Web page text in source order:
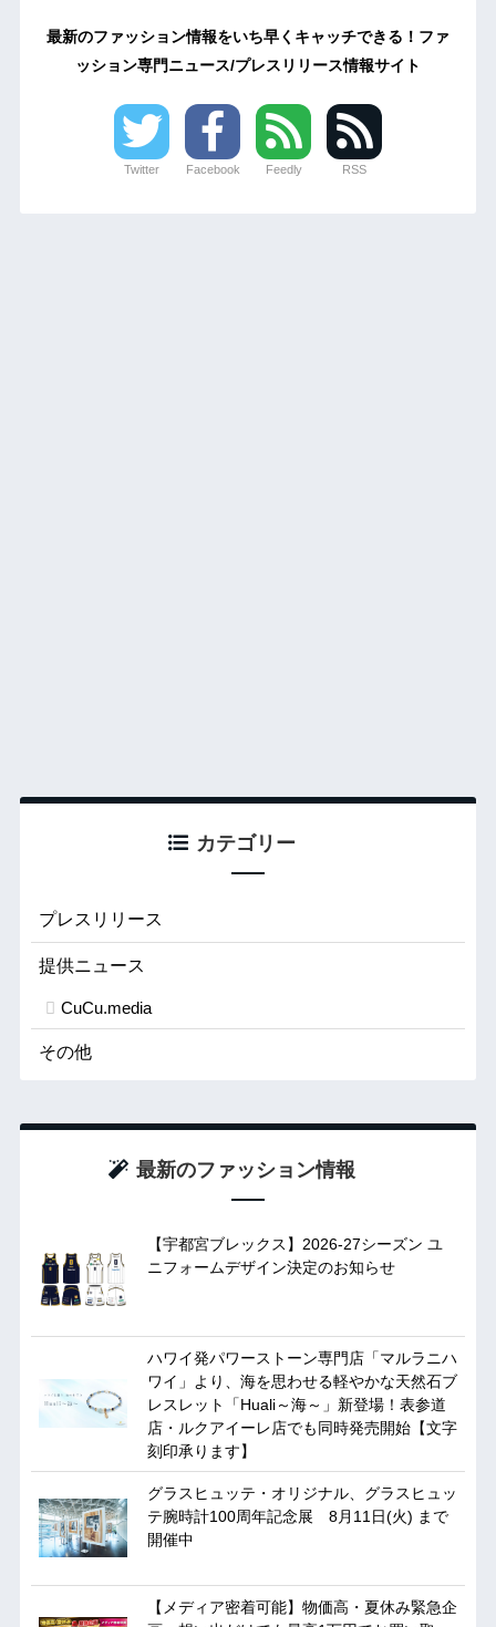
最新のファッション情報をいち早くキャッチできる！ファ
ッション専門ニュース/プレスリリース情報サイト
Twitter Facebook Feedly RSS
カテゴリー
プレスリリース
提供ニュース
CuCu.media
その他
最新のファッション情報
【宇都宮ブレックス】2026-27シーズン ユ
ニフォームデザイン決定のお知らせ
ハワイ発パワーストーン専門店「マルラニハ
ワイ」より、海を思わせる軽やかな天然石ブ
レスレット「Huali～海～」新登場！表参道
店・ルクアイーレ店でも同時発売開始【文字
刻印承ります】
グラスヒュッテ・オリジナル、グラスヒュッ
テ腕時計100周年記念展 8月11日(火) まで
開催中
【メディア密着可能】物価高・夏休み緊急企